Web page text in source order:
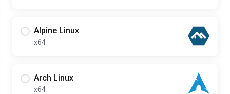
Alpine Linux
x64
Arch Linux
x64